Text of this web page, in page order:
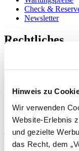
Hinweis zu
Wir verwenden
Website-Erlebnis
und gezielte
das Recht, dem
Check &
Newsletter
Rechtliches
Impressum
Widerruf des
Willkommen